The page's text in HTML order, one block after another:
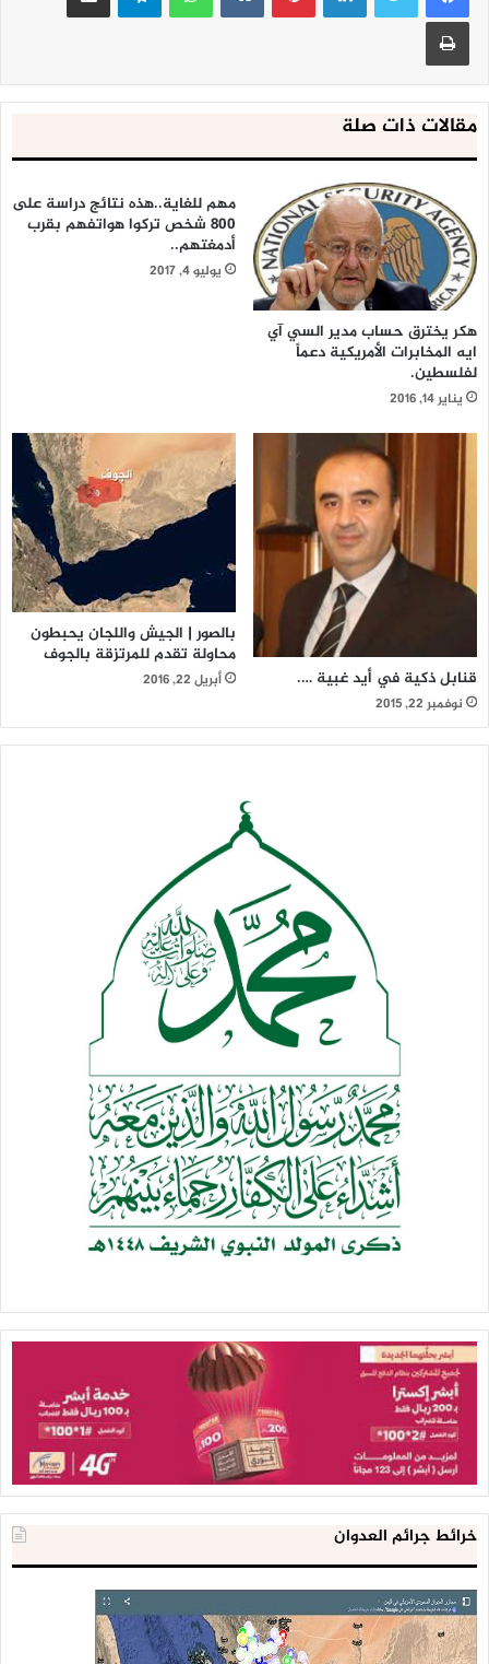
طباعة
مقالات ذات صلة
هكر يخترق حساب مدير السي آي
ايه المخابرات الأمريكية دعماً
لفلسطين.
يناير 14, 2016
مهم للغاية..هذه نتائج دراسة على
800 شخص تركوا هواتفهم بقرب
أدمغتهم..
يوليو 4, 2017
قنابل ذكية في أيد غبية ….
نوفمبر 22, 2015
بالصور | الجيش واللجان يحبطون
محاولة تقدم للمرتزقة بالجوف
أبريل 22, 2016
خرائط جرائم العدوان